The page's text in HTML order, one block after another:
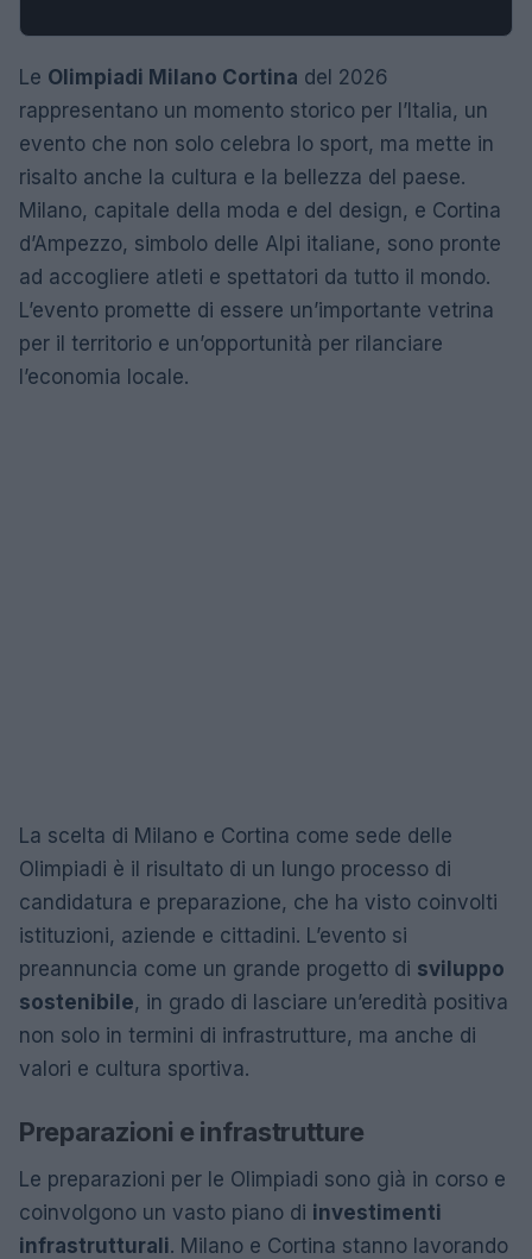
Le Olimpiadi Milano Cortina del 2026
rappresentano un momento storico per l’Italia, un
evento che non solo celebra lo sport, ma mette in
risalto anche la cultura e la bellezza del paese.
Milano, capitale della moda e del design, e Cortina
d’Ampezzo, simbolo delle Alpi italiane, sono pronte
ad accogliere atleti e spettatori da tutto il mondo.
L’evento promette di essere un’importante vetrina
per il territorio e un’opportunità per rilanciare
l’economia locale.
La scelta di Milano e Cortina come sede delle
Olimpiadi è il risultato di un lungo processo di
candidatura e preparazione, che ha visto coinvolti
istituzioni, aziende e cittadini. L’evento si
preannuncia come un grande progetto di sviluppo
sostenibile, in grado di lasciare un’eredità positiva
non solo in termini di infrastrutture, ma anche di
valori e cultura sportiva.
Preparazioni e infrastrutture
Le preparazioni per le Olimpiadi sono già in corso e
coinvolgono un vasto piano di investimenti
infrastrutturali. Milano e Cortina stanno lavorando